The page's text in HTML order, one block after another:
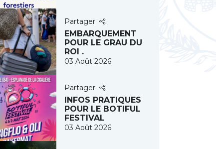
Partager
EMBARQUEMENT
POUR LE GRAU DU
ROI .
03 Août 2026
Partager
INFOS PRATIQUES
POUR LE BOTIFUL
FESTIVAL
03 Août 2026